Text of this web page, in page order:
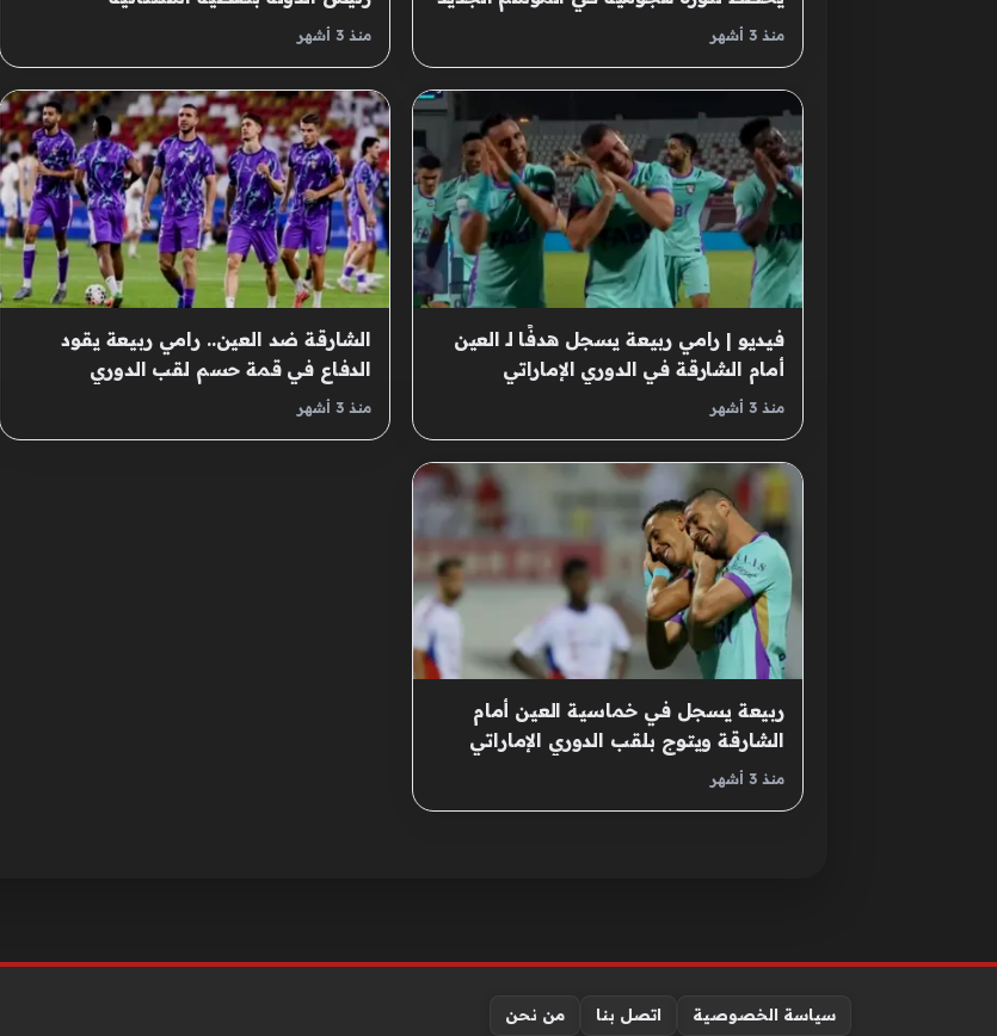
منذ 3 أشهر منذ 3 أشهر
فيديو | رامي ربيعة يسجل هدفًا لـ العين
أمام الشارقة في الدوري الإماراتي
منذ 3 أشهر
الشارقة ضد العين.. رامي ربيعة يقود
الدفاع في قمة حسم لقب الدوري
الإماراتيمنذ 3 أشهر
ربيعة يسجل في خماسية العين أمام
الشارقة ويتوج بلقب الدوري الإماراتي
منذ 3 أشهر
سياسة الخصوصية اتصل بنا من نحن